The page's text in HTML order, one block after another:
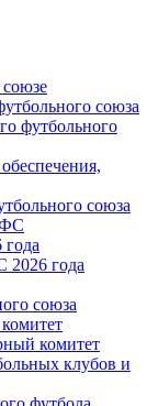
союза
футбольного
союза
2026 года
союза
комитет
клубов и